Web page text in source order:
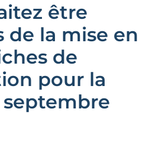
être
de la mise en
de
pour la